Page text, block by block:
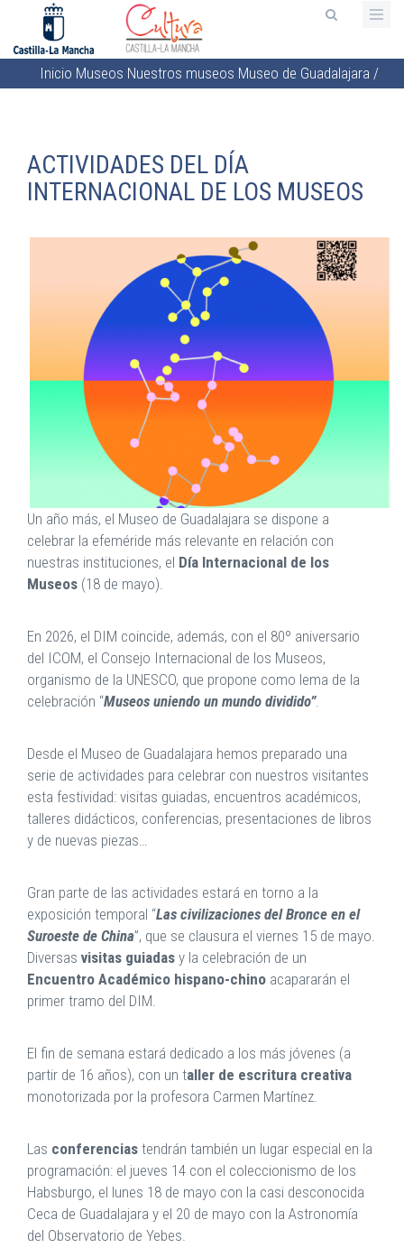
contenido
principal
Sobrescribir
ayuda
navegación
Inicio Museos Nuestros museos Museo de Guadalajara /
ACTIVIDADES DEL DÍA
INTERNACIONAL DE LOS MUSEOS
Un año más, el Museo de Guadalajara se dispone a
celebrar la efeméride más relevante en relación con
nuestras instituciones, el Día Internacional de los
Museos (18 de mayo).
En 2026, el DIM coincide, además, con el 80º aniversario
del ICOM, el Consejo Internacional de los Museos,
organismo de la UNESCO, que propone como lema de la
celebración “Museos uniendo un mundo dividido”.
Desde el Museo de Guadalajara hemos preparado una
serie de actividades para celebrar con nuestros visitantes
esta festividad: visitas guiadas, encuentros académicos,
talleres didácticos, conferencias, presentaciones de libros
y de nuevas piezas…
Gran parte de las actividades estará en torno a la
exposición temporal “Las civilizaciones del Bronce en el
Suroeste de China”, que se clausura el viernes 15 de mayo.
Diversas visitas guiadas y la celebración de un
Encuentro Académico hispano-chino acapararán el
primer tramo del DIM.
El fin de semana estará dedicado a los más jóvenes (a
partir de 16 años), con un taller de escritura creativa
monotorizada por la profesora Carmen Martínez.
Las conferencias tendrán también un lugar especial en la
programación: el jueves 14 con el coleccionismo de los
Habsburgo, el lunes 18 de mayo con la casi desconocida
Ceca de Guadalajara y el 20 de mayo con la Astronomía
del Observatorio de Yebes.